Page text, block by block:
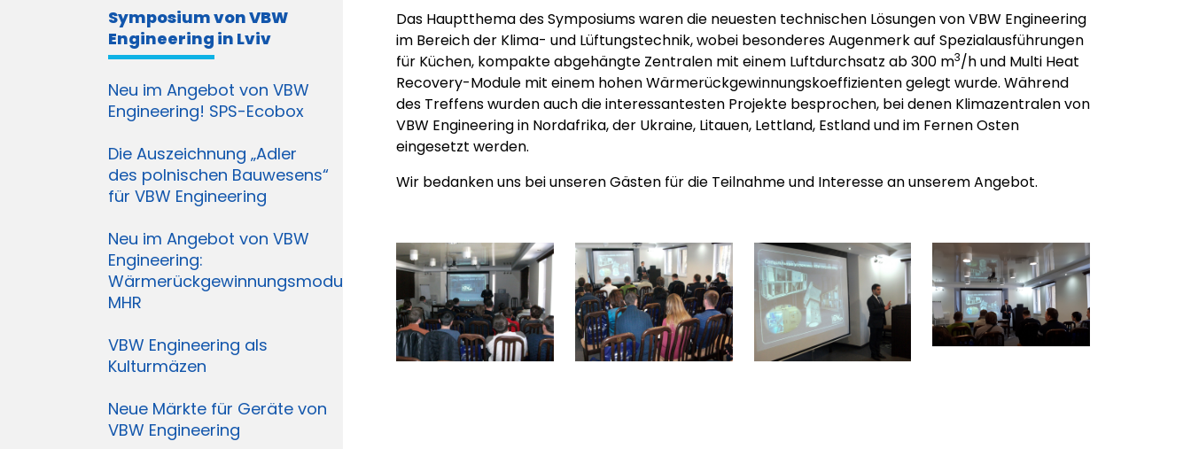
Symposium von VBW
Engineering in Lviv
Neu im Angebot von VBW
Engineering! SPS-Ecobox
Die Auszeichnung „Adler
des polnischen Bauwesens“
für VBW Engineering
Neu im Angebot von VBW
Engineering:
Wärmerückgewinnungsmodul
MHR
VBW Engineering als
Kulturmäzen
Neue Märkte für Geräte von
VBW Engineering
Das Hauptthema des Symposiums waren die neuesten technischen Lösungen von VBW Engineering
im Bereich der Klima- und Lüftungstechnik, wobei besonderes Augenmerk auf Spezialausführungen
für Küchen, kompakte abgehängte Zentralen mit einem Luftdurchsatz ab 300 m3/h und Multi Heat
Recovery-Module mit einem hohen Wärmerückgewinnungskoeffizienten gelegt wurde. Während
des Treffens wurden auch die interessantesten Projekte besprochen, bei denen Klimazentralen von
VBW Engineering in Nordafrika, der Ukraine, Litauen, Lettland, Estland und im Fernen Osten
eingesetzt werden.
Wir bedanken uns bei unseren Gästen für die Teilnahme und Interesse an unserem Angebot.